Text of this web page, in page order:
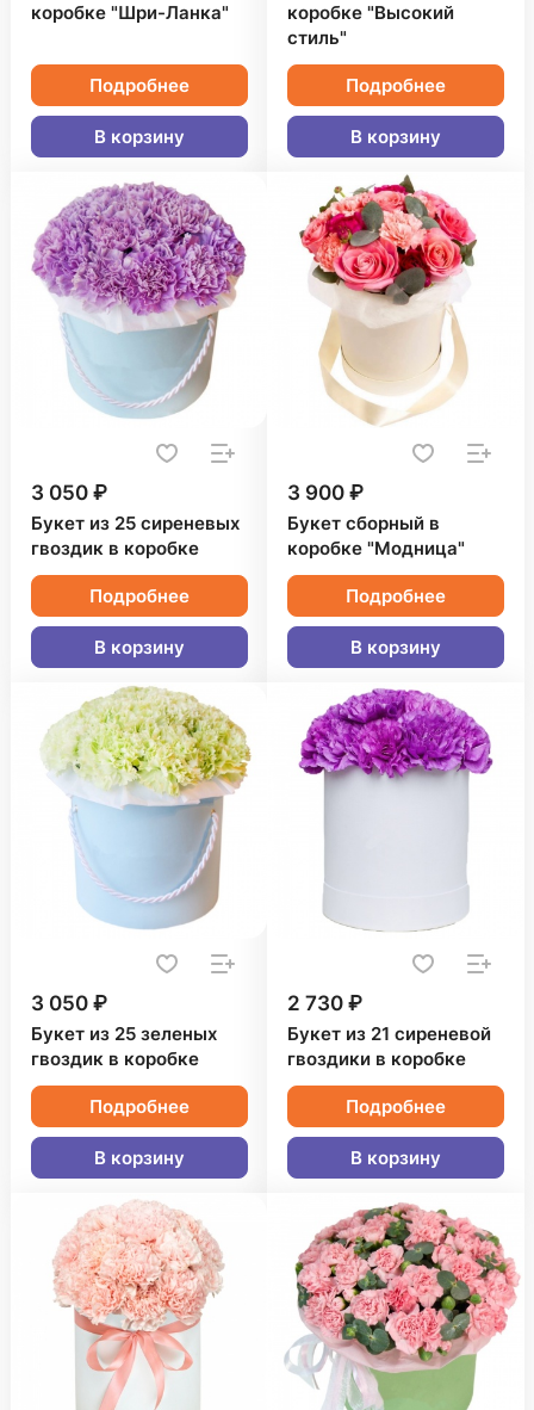
коробке "Шри-Ланка"
Подробнее
В корзину
коробке "Высокий
стиль"
Подробнее
В корзину
3 050 ₽
Букет из 25 сиреневых
гвоздик в коробке
Подробнее
В корзину
3 900 ₽
Букет сборный в
коробке "Модница"
Подробнее
В корзину
3 050 ₽
Букет из 25 зеленых
гвоздик в коробке
Подробнее
В корзину
2 730 ₽
Букет из 21 сиреневой
гвоздики в коробке
Подробнее
В корзину